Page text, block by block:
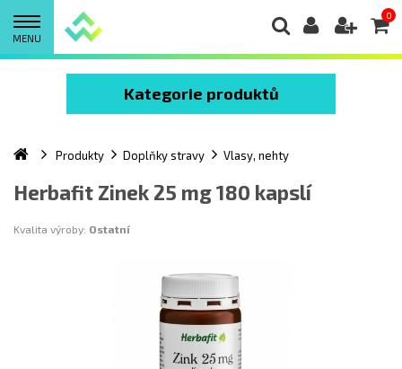
MENU
0
Kategorie produktů
Produkty Doplňky stravy Vlasy, nehty
Herbafit Zinek 25 mg 180 kapslí
Kvalita výroby: Ostatní